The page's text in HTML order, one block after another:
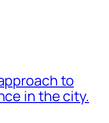
to
in the city.